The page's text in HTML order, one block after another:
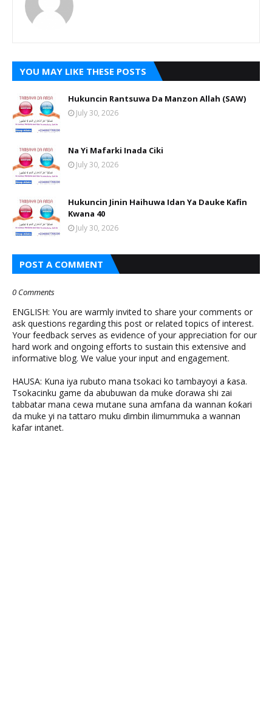
YOU MAY LIKE THESE POSTS
Hukuncin Rantsuwa Da Manzon Allah (SAW)
July 30, 2026
Na Yi Mafarki Inada Ciki
July 30, 2026
Hukuncin Jinin Haihuwa Idan Ya Dauke Kafin
Kwana 40
July 30, 2026
POST A COMMENT
0 Comments
ENGLISH: You are warmly invited to share your comments or
ask questions regarding this post or related topics of interest.
Your feedback serves as evidence of your appreciation for our
hard work and ongoing efforts to sustain this extensive and
informative blog. We value your input and engagement.
HAUSA: Kuna iya rubuto mana tsokaci ko tambayoyi a ƙasa.
Tsokacinku game da abubuwan da muke ɗorawa shi zai
tabbatar mana cewa mutane suna amfana da wannan ƙoƙari
da muke yi na tattaro muku ɗimbin ilimummuka a wannan
kafar intanet.